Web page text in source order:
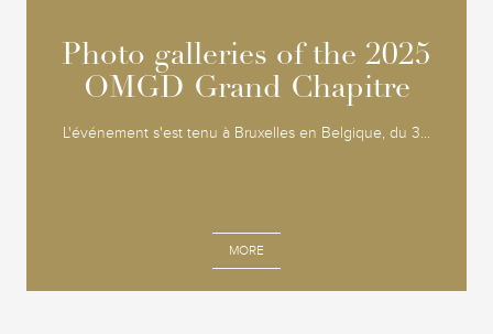
Photo galleries of the 2025
OMGD Grand Chapitre
L'événement s'est tenu à Bruxelles en Belgique, du 3...
MORE
Photo galleries of the 2025
OMGD Grand Chapitre